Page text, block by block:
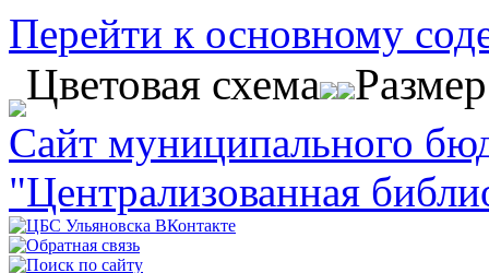
Перейти к основному
Цветовая схема
Сайт муниципального
"Централизованная